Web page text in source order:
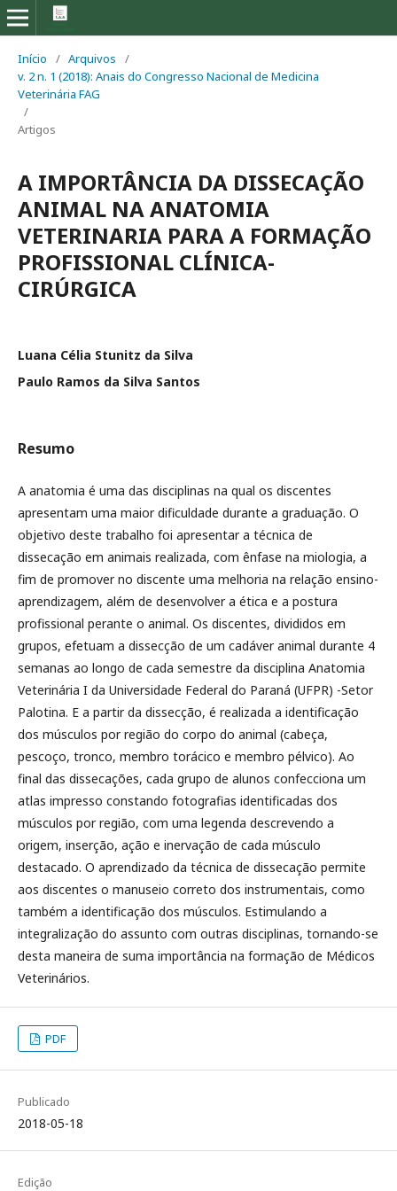
Início / Arquivos
/
v. 2 n. 1 (2018): Anais do Congresso Nacional de Medicina
Veterinária FAG
/
Artigos
A IMPORTÂNCIA DA DISSECAÇÃO
ANIMAL NA ANATOMIA
VETERINARIA PARA A FORMAÇÃO
PROFISSIONAL CLÍNICA-
CIRÚRGICA
Luana Célia Stunitz da Silva
Paulo Ramos da Silva Santos
Resumo
A anatomia é uma das disciplinas na qual os discentes
apresentam uma maior dificuldade durante a graduação. O
objetivo deste trabalho foi apresentar a técnica de
dissecação em animais realizada, com ênfase na miologia, a
fim de promover no discente uma melhoria na relação ensino-
aprendizagem, além de desenvolver a ética e a postura
profissional perante o animal. Os discentes, divididos em
grupos, efetuam a dissecção de um cadáver animal durante 4
semanas ao longo de cada semestre da disciplina Anatomia
Veterinária I da Universidade Federal do Paraná (UFPR) -Setor
Palotina. E a partir da dissecção, é realizada a identificação
dos músculos por região do corpo do animal (cabeça,
pescoço, tronco, membro torácico e membro pélvico). Ao
final das dissecações, cada grupo de alunos confecciona um
atlas impresso constando fotografias identificadas dos
músculos por região, com uma legenda descrevendo a
origem, inserção, ação e inervação de cada músculo
destacado. O aprendizado da técnica de dissecação permite
aos discentes o manuseio correto dos instrumentais, como
também a identificação dos músculos. Estimulando a
integralização do assunto com outras disciplinas, tornando-se
desta maneira de suma importância na formação de Médicos
Veterinários.
PDF
Publicado
2018-05-18
Edição